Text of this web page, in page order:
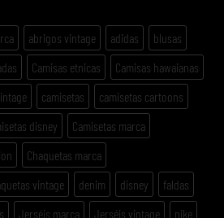
abrigos vintage adidas
blusas
Camisas etnicas
Camisas hawaianas
camisetas
camisetas cartoons
disney
Camisetas marca
Chaquetas marca
vintage denim disney
faldas
Jerséis marca Jerséis vintage nike